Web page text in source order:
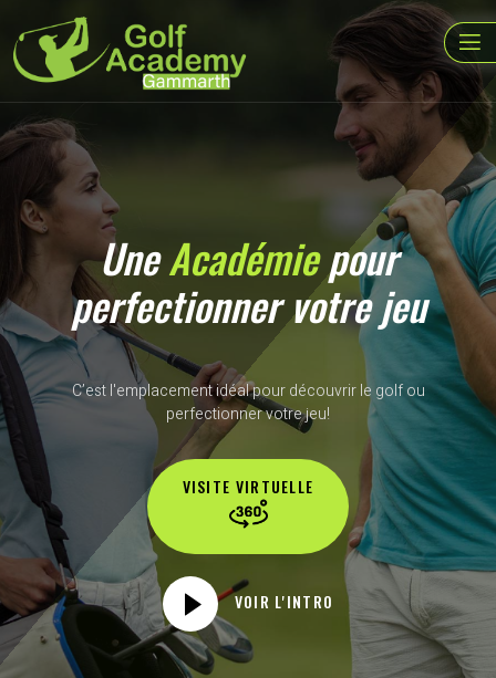
UneAcadémiepour
perfectionner votre jeu
C’est l'emplacement idéal pour découvrir le golf ou
perfectionner votre jeu!
VISITE VIRTUELLE
VOIR L'INTRO